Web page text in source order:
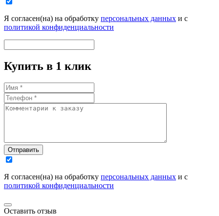
Я согласен(на) на обработку персональных данных и с
политикой конфиденциальности
Купить в 1 клик
Отправить
Я согласен(на) на обработку персональных данных и с
политикой конфиденциальности
Оставить отзыв